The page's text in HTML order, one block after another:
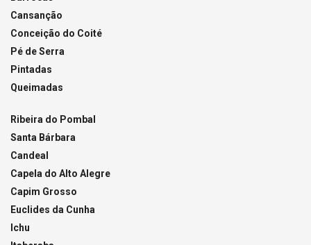
Cansanção
Conceição do Coité
Pé de Serra
Pintadas
Queimadas
Ribeira do Pombal
Santa Bárbara
Candeal
Capela do Alto Alegre
Capim Grosso
Euclides da Cunha
Ichu